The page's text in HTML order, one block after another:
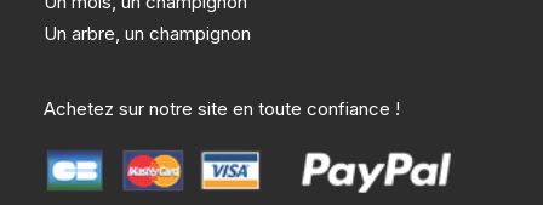
Un arbre, un champignon
Achetez sur notre site en toute confiance !